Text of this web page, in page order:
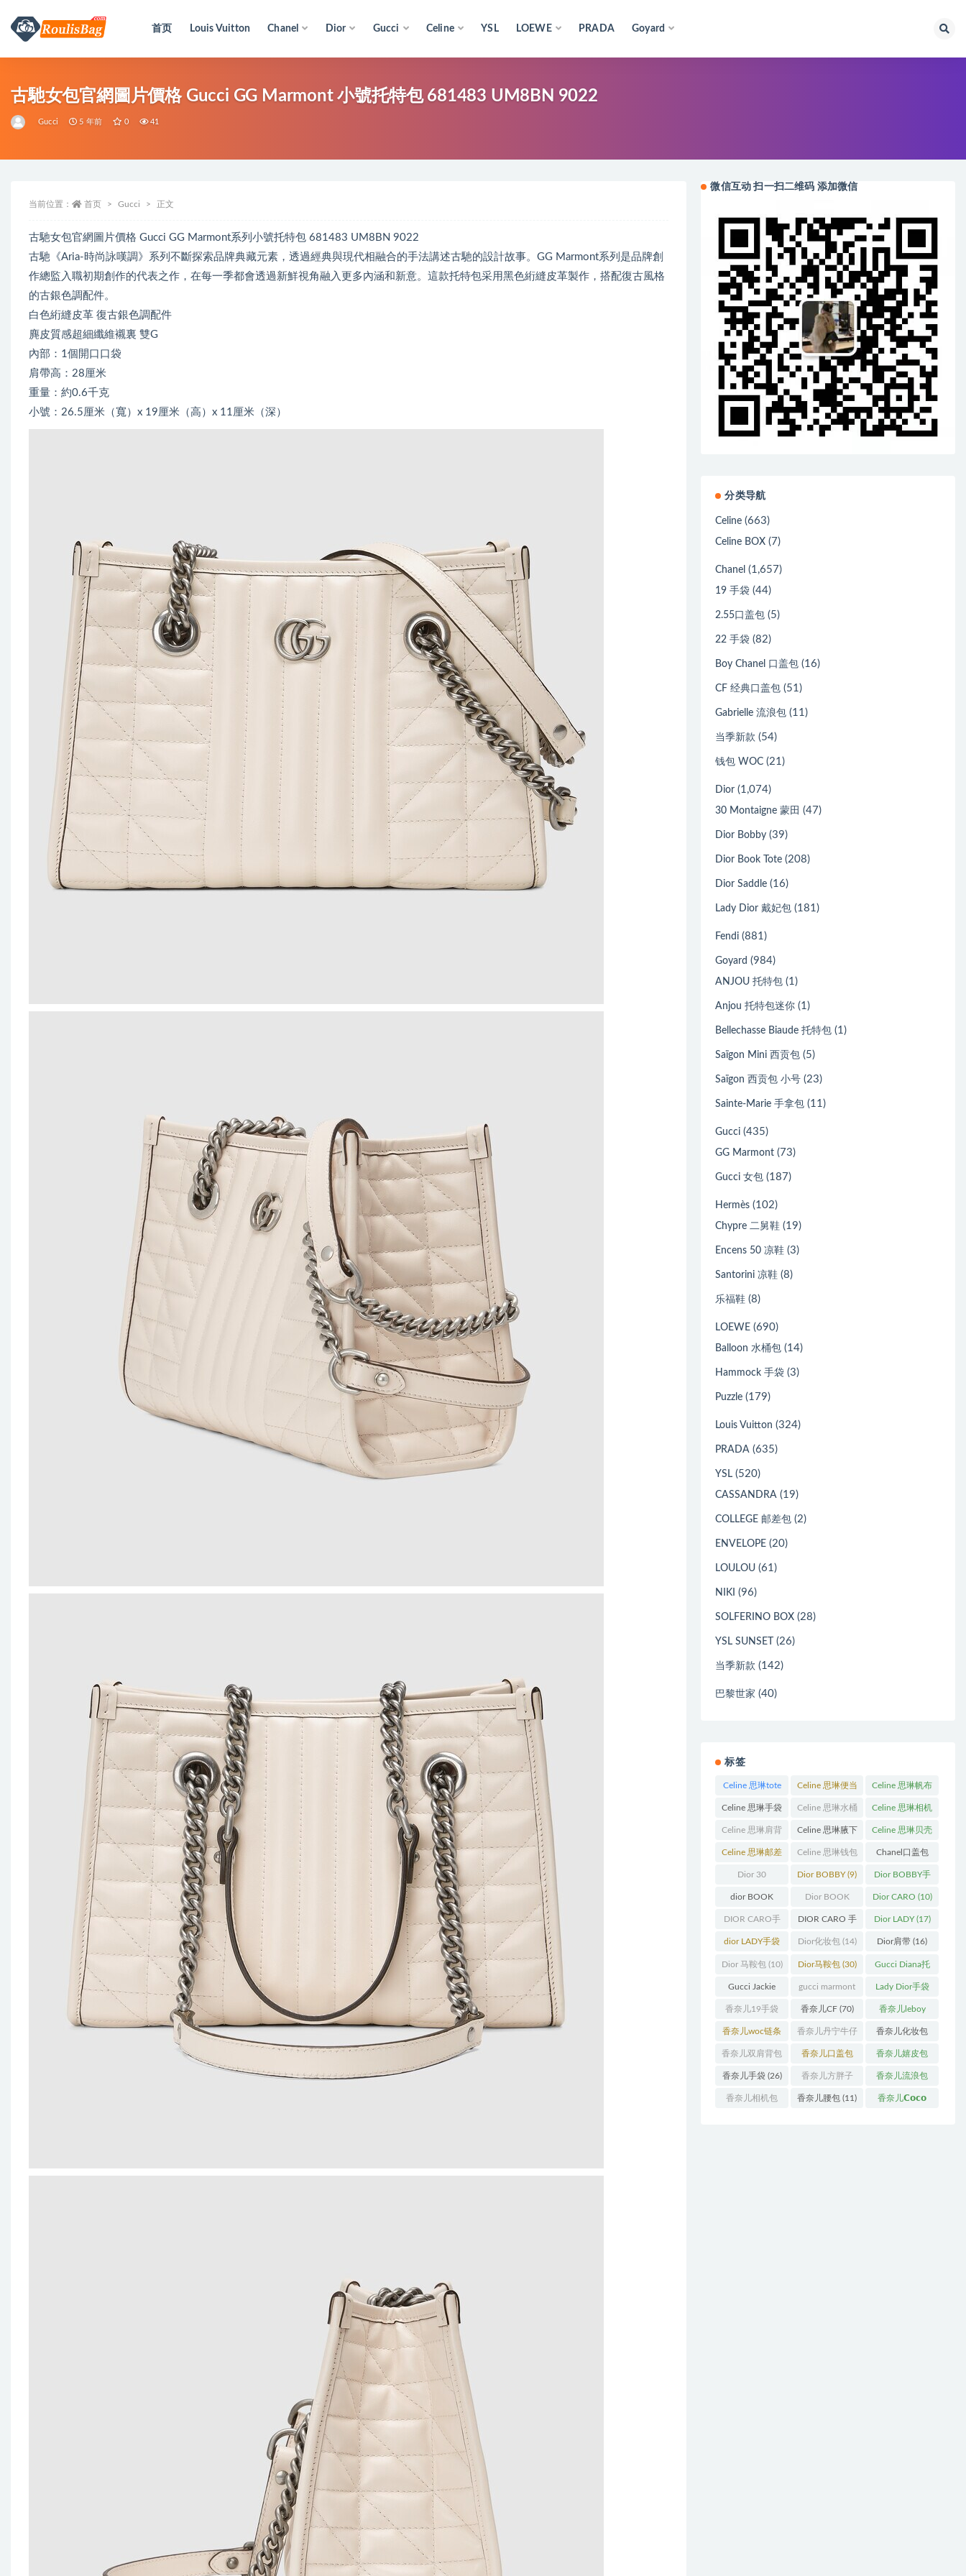
首页 Louis Vuitton Chanel Dior Gucci Celine YSL LOEWE PRADA Goyard
古馳女包官網圖片價格 Gucci GG Marmont 小號托特包 681483 UM8BN 9022
Gucci 5 年前 0 41
当前位置： 首页 Gucci 正文
古馳女包官網圖片價格 Gucci GG Marmont系列小號托特包 681483 UM8BN 9022
古馳《Aria-時尚詠嘆調》系列不斷探索品牌典藏元素，透過經典與現代相融合的手法講述古馳的設計故事。GG Marmont系列是品牌創
作總監入職初期創作的代表之作，在每一季都會透過新鮮視角融入更多內涵和新意。這款托特包采用黑色絎縫皮革製作，搭配復古風格
的古銀色調配件。
白色絎縫皮革 復古銀色調配件
麂皮質感超細纖維襯裏 雙G
內部：1個開口口袋
肩帶高：28厘米
重量：約0.6千克
小號：26.5厘米（寬）x 19厘米（高）x 11厘米（深）
微信互动 扫一扫二维码 添加微信
分类导航
Celine (663)
Celine BOX (7)
Chanel (1,657)
19 手袋 (44)
2.55口盖包 (5)
22 手袋 (82)
Boy Chanel 口盖包 (16)
CF 经典口盖包 (51)
Gabrielle 流浪包 (11)
当季新款 (54)
钱包 WOC (21)
Dior (1,074)
30 Montaigne 蒙田 (47)
Dior Bobby (39)
Dior Book Tote (208)
Dior Saddle (16)
Lady Dior 戴妃包 (181)
Fendi (881)
Goyard (984)
ANJOU 托特包 (1)
Anjou 托特包迷你 (1)
Bellechasse Biaude 托特包 (1)
Saïgon Mini 西贡包 (5)
Saïgon 西贡包 小号 (23)
Sainte-Marie 手拿包 (11)
Gucci (435)
GG Marmont (73)
Gucci 女包 (187)
Hermès (102)
Chypre 二舅鞋 (19)
Encens 50 凉鞋 (3)
Santorini 凉鞋 (8)
乐福鞋 (8)
LOEWE (690)
Balloon 水桶包 (14)
Hammock 手袋 (3)
Puzzle (179)
Louis Vuitton (324)
PRADA (635)
YSL (520)
CASSANDRA (19)
COLLEGE 邮差包 (2)
ENVELOPE (20)
LOULOU (61)
NIKI (96)
SOLFERINO BOX (28)
YSL SUNSET (26)
当季新款 (142)
巴黎世家 (40)
标签
Celine 思琳tote
包 (23)
Celine 思琳便当
包 (14)
Celine 思琳帆布
包 (18)
Celine 思琳手袋
(250)
Celine 思琳水桶
包 (55)
Celine 思琳相机
包 (11)
Celine 思琳肩背
包 (12)
Celine 思琳腋下
包 (10)
Celine 思琳贝壳
包(12)
Celine 思琳邮差
包(13)
Celine 思琳钱包
(10)
Chanel口盖包
(13)
Dior 30
Montaigne 蒙田
(31)
Dior BOBBY(9) Dior BOBBY手
袋(26)
dior BOOK
TOTE(12)
Dior BOOK
TOTE手袋(163)
Dior CARO (10)
DIOR CARO手
袋(11)
DIOR CARO 手
袋(31)
Dior LADY(17)
dior LADY手袋
(70)
Dior化妆包(14) Dior肩带 (16)
Dior 马鞍包(10) Dior马鞍包(30) Gucci Diana托
特包(11)
Gucci Jackie
(11)
gucci marmont
系列(19)
Lady Dior手袋
(51)
香奈儿19手袋
(27)
香奈儿CF(70) 香奈儿leboy
(13)
香奈儿woc链条
包 (11)
香奈儿丹宁牛仔
(12)
香奈儿化妆包
(13)
香奈儿双肩背包
(13)
香奈儿口盖包
(55)
香奈儿嬉皮包
(10)
香奈儿手袋(26) 香奈儿方胖子
(11)
香奈儿流浪包
(10)
香奈儿相机包 香奈儿腰包 (11) 香奈儿𝗖𝗼𝗰𝗼